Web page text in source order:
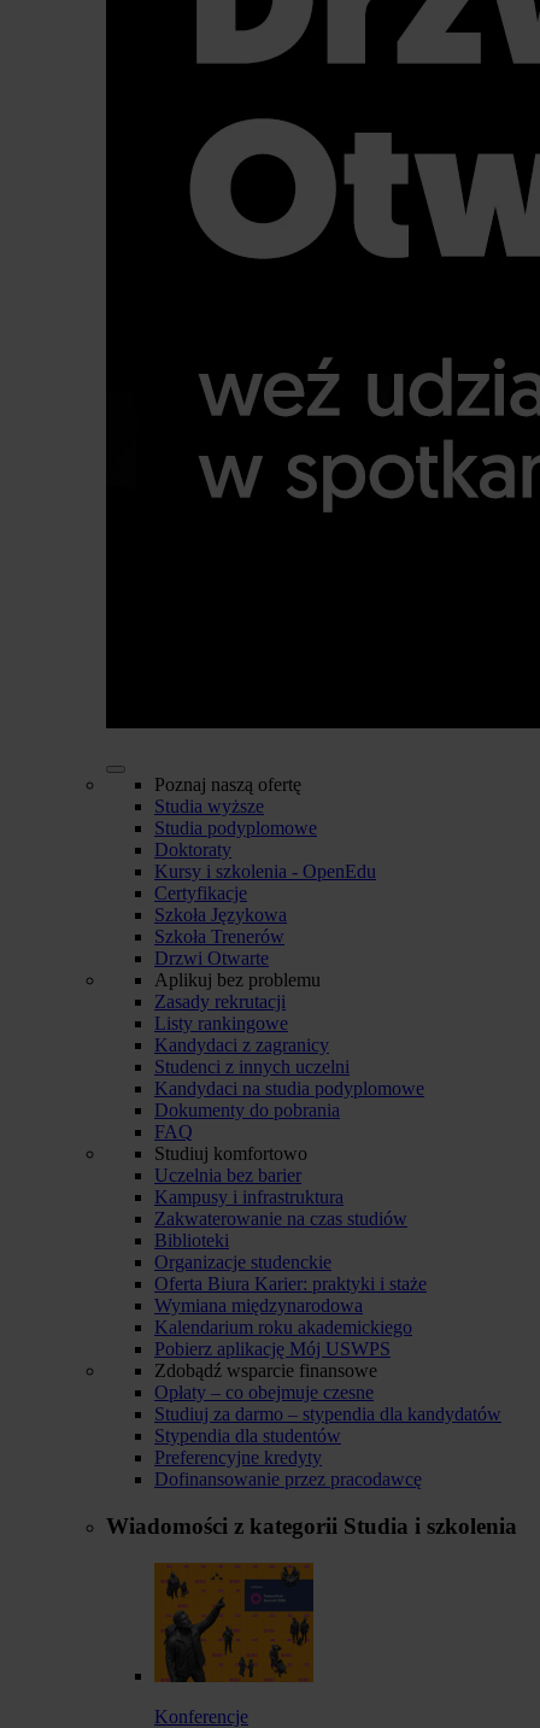
Poznaj naszą ofertę
Studia wyższe
Studia podyplomowe
Doktoraty
Kursy i szkolenia - OpenEdu
Certyfikacje
Szkoła Językowa
Szkoła Trenerów
Drzwi Otwarte
Aplikuj bez problemu
Zasady rekrutacji
Listy rankingowe
Kandydaci z zagranicy
Studenci z innych uczelni
Kandydaci na studia podyplomowe
Dokumenty do pobrania
FAQ
Studiuj komfortowo
Uczelnia bez barier
Kampusy i infrastruktura
Zakwaterowanie na czas studiów
Biblioteki
Organizacje studenckie
Oferta Biura Karier: praktyki i staże
Wymiana międzynarodowa
Kalendarium roku akademickiego
Pobierz aplikację Mój USWPS
Zdobądź wsparcie finansowe
Opłaty – co obejmuje czesne
Studiuj za darmo – stypendia dla kandydatów
Stypendia dla studentów
Preferencyjne kredyty
Dofinansowanie przez pracodawcę
Wiadomości z kategorii Studia i szkolenia
Konferencje